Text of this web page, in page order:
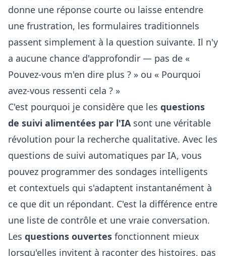
donne une réponse courte ou laisse entendre
une frustration, les formulaires traditionnels
passent simplement à la question suivante. Il n'y
a aucune chance d'approfondir — pas de «
Pouvez-vous m'en dire plus ? » ou « Pourquoi
avez-vous ressenti cela ? »
C'est pourquoi je considère que les questions
de suivi alimentées par l'IAsont une véritable
révolution pour la recherche qualitative. Avec les
questions de suivi automatiques par IA, vous
pouvez programmer des sondages intelligents
et contextuels qui s'adaptent instantanément à
ce que dit un répondant. C'est la différence entre
une liste de contrôle et une vraie conversation.
Les questions ouvertes fonctionnent mieux
lorsqu'elles invitent à raconter des histoires, pas